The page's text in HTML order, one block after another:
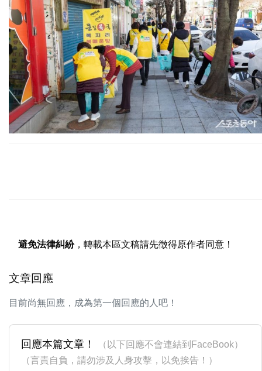
避免法律糾紛，轉載本區文稿請先徵得原作者同意！
文章回應
目前尚無回應，成為第一個回應的人吧！
回應本篇文章！
（以下回應不會連結到FaceBook）
（言責自負，請勿涉及人身攻擊，以免挨告！）